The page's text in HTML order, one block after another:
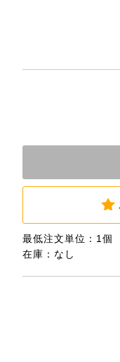
最低注文単位：1個
在庫：なし